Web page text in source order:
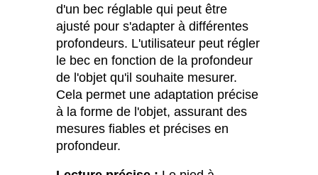
d'un bec réglable qui peut être
ajusté pour s'adapter à différentes
profondeurs. L'utilisateur peut régler
le bec en fonction de la profondeur
de l'objet qu'il souhaite mesurer.
Cela permet une adaptation précise
à la forme de l'objet, assurant des
mesures fiables et précises en
profondeur.